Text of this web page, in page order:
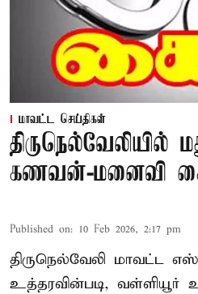
மாவட்ட செய்திகள்
திருநெல்வேலியில்
கணவன்-மனைவி
Published on: 10 Feb 2026, 2:17 pm
திருநெல்வேலி மாவட்ட
உத்தரவின்படி, வள்ளியூர்